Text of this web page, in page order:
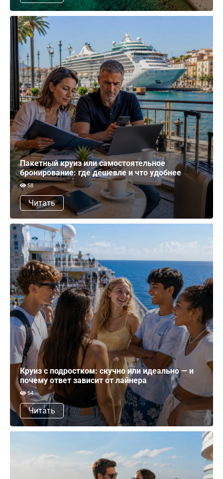
Пакетный круиз или самостоятельное
бронирование: где дешевле и что удобнее
58
Читать
Круиз с подростком: скучно или идеально — и
почему ответ зависит от лайнера
54
Читать